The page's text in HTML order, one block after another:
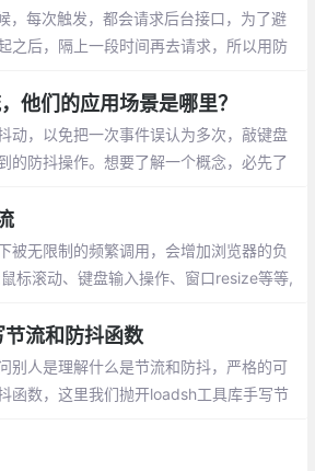
，每次触发，都会请求后台接口，为了避
之后，隔上一段时间再去请求，所以用防
他们的应用场景是哪里？
动，以免把一次事件误认为多次，敲键盘
的防抖操作。想要了解一个概念，必先了
被无限制的频繁调用，会增加浏览器的负
标滚动、键盘输入操作、窗口resize等等,
间为准重新计时。
流和防抖函数
别人是理解什么是节流和防抖，严格的可
函数，这里我们抛开loadsh工具库手写节